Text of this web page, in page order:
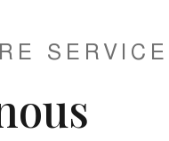
SERVICE